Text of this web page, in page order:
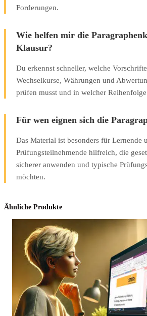
Forderungen.
Wie helfen mir die
Klausur?
Du erkennst schneller, welche
Wechselkurse, Währungen und
prüfen musst und in welcher
Für wen eignen sich die
Das Material ist besonders für Lernende
Prüfungsteilnehmende hilfreich, die
sicherer anwenden und typische
möchten.
Ähnliche Produkte